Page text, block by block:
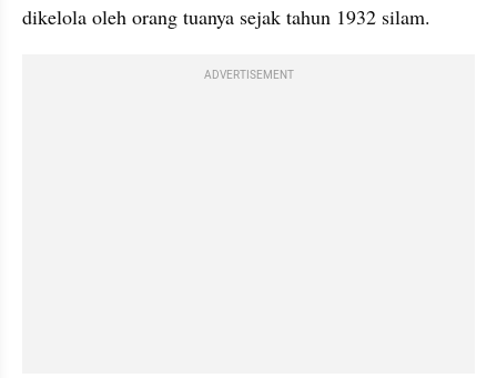
dikelola oleh orang tuanya sejak tahun 1932 silam.
ADVERTISEMENT